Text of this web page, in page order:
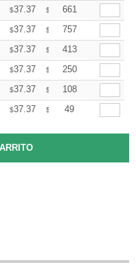
$37.37 $ 36.74
661
$37.37 $ 36.74
757
$37.37 $ 36.74
413
$37.37 $ 36.74
250
$37.37 $ 36.74
108
$37.37 $ 36.74
49